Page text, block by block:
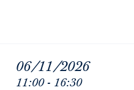
06/11/2026
11:00 - 16:30